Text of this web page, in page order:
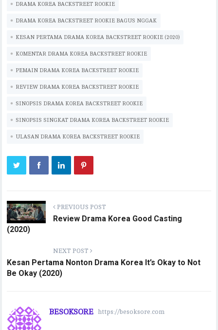
eb
oo
k
it
te
r
ai
l
at
s
A
p
p
p
y
Li
n
k
ra
m
r
DRAMA KOREA BACKSTREET ROOKIE
DRAMA KOREA BACKSTREET ROOKIE BAGUS NGGAK
KESAN PERTAMA DRAMA KOREA BACKSTREET ROOKIE (2020)
KOMENTAR DRAMA KOREA BACKSTREET ROOKIE
PEMAIN DRAMA KOREA BACKSTREET ROOKIE
REVIEW DRAMA KOREA BACKSTREET ROOKIE
SINOPSIS DRAMA KOREA BACKSTREET ROOKIE
SINOPSIS SINGKAT DRAMA KOREA BACKSTREET ROOKIE
ULASAN DRAMA KOREA BACKSTREET ROOKIE
PREVIOUS POST
Review Drama Korea Good Casting
(2020)
NEXT POST
Kesan Pertama Nonton Drama Korea It’s Okay to Not
Be Okay (2020)
BESOKSORE https://besoksore.com